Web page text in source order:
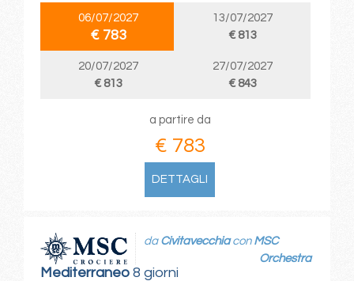
06/07/2027
€ 783
13/07/2027
€ 813
20/07/2027
€ 813
27/07/2027
€ 843
a partire da
€ 783
DETTAGLI
Mediterraneo8 giorni
da Civitavecchiacon MSC
Orchestra